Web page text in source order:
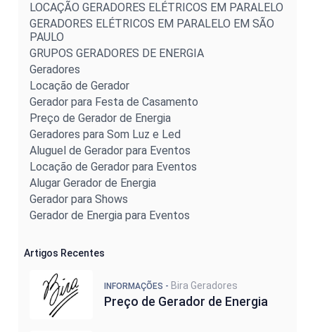
LOCAÇÃO GERADORES ELÉTRICOS EM PARALELO
GERADORES ELÉTRICOS EM PARALELO EM SÃO
PAULO
GRUPOS GERADORES DE ENERGIA
Geradores
Locação de Gerador
Gerador para Festa de Casamento
Preço de Gerador de Energia
Geradores para Som Luz e Led
Aluguel de Gerador para Eventos
Locação de Gerador para Eventos
Alugar Gerador de Energia
Gerador para Shows
Gerador de Energia para Eventos
Artigos Recentes
INFORMAÇÕES - Bira Geradores
Preço de Gerador de Energia